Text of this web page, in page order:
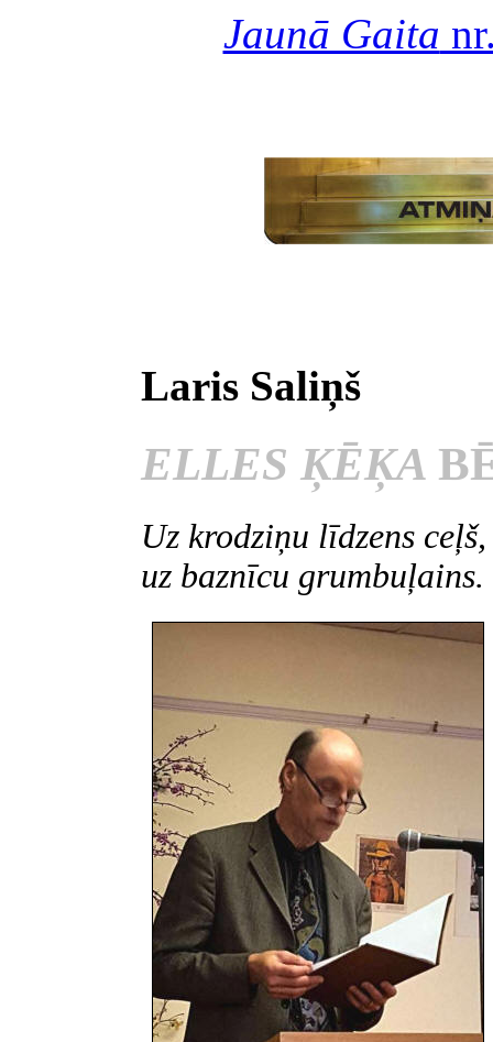
Jaunā Gaita
Laris Saliņš
ELLES ĶĒĶA
Uz krodziņu līdzens ceļš,
uz baznīcu grumbuļains.